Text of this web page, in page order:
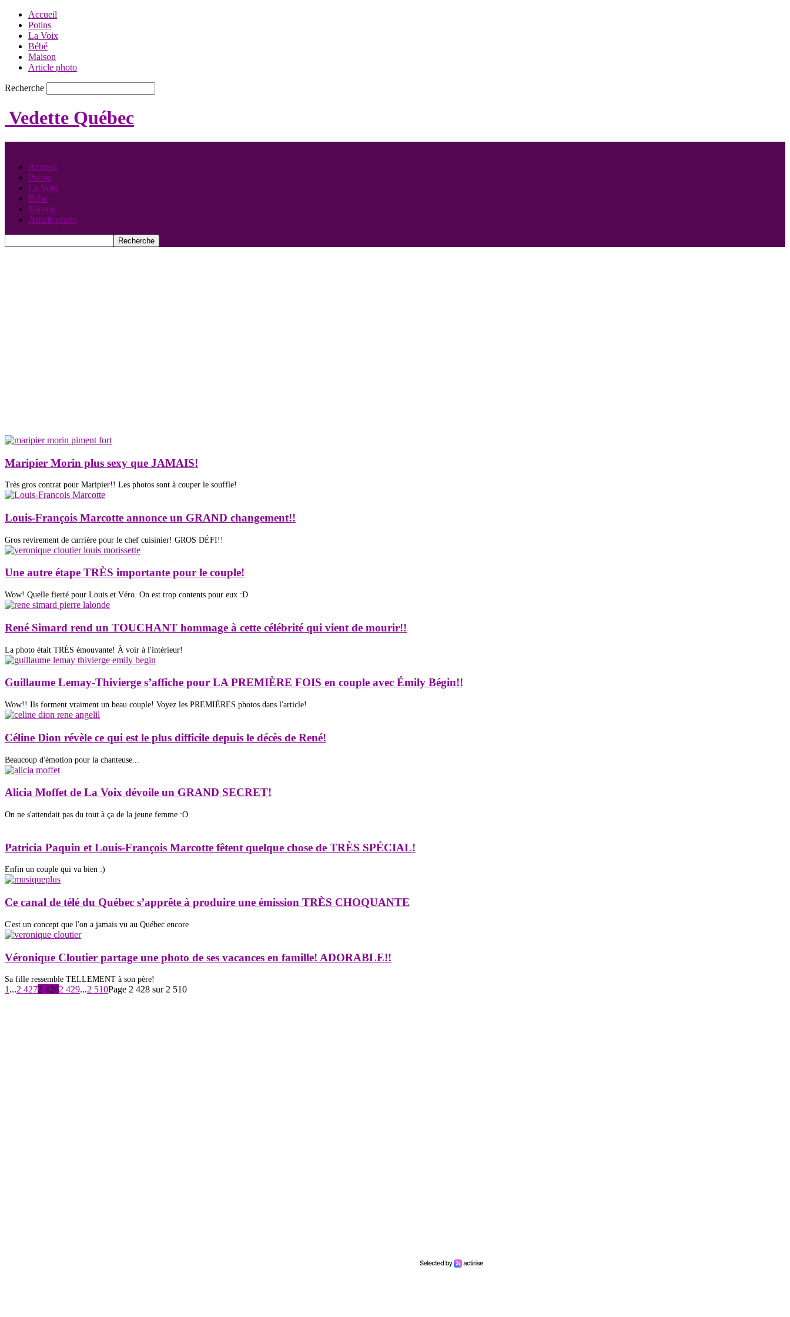
Accueil
Potins
La Voix
Bébé
Maison
Article photo
Recherche
Vedette Québec
Accueil
Potins
La Voix
Bébé
Maison
Article photo
Maripier Morin plus sexy que JAMAIS!
Très gros contrat pour Maripier!! Les photos sont à couper le souffle!
Louis-François Marcotte annonce un GRAND changement!!
Gros revirement de carrière pour le chef cuisinier! GROS DÉFI!!
Une autre étape TRÈS importante pour le couple!
Wow! Quelle fierté pour Louis et Véro. On est trop contents pour eux :D
René Simard rend un TOUCHANT hommage à cette célébrité qui vient de mourir!!
La photo était TRÈS émouvante! À voir à l'intérieur!
Guillaume Lemay-Thivierge s’affiche pour LA PREMIÈRE FOIS en couple avec Émily Bégin!!
Wow!! Ils forment vraiment un beau couple! Voyez les PREMIÈRES photos dans l'article!
Céline Dion révèle ce qui est le plus difficile depuis le décès de René!
Beaucoup d'émotion pour la chanteuse...
Alicia Moffet de La Voix dévoile un GRAND SECRET!
On ne s'attendait pas du tout à ça de la jeune femme :O
Patricia Paquin et Louis-François Marcotte fêtent quelque chose de TRÈS SPÉCIAL!
Enfin un couple qui va bien :)
Ce canal de télé du Québec s’apprête à produire une émission TRÈS CHOQUANTE
C'est un concept que l'on a jamais vu au Québec encore
Véronique Cloutier partage une photo de ses vacances en famille! ADORABLE!!
Sa fille ressemble TELLEMENT à son père!
1 ...2 4272 4282 429...2 510Page 2 428 sur 2 510